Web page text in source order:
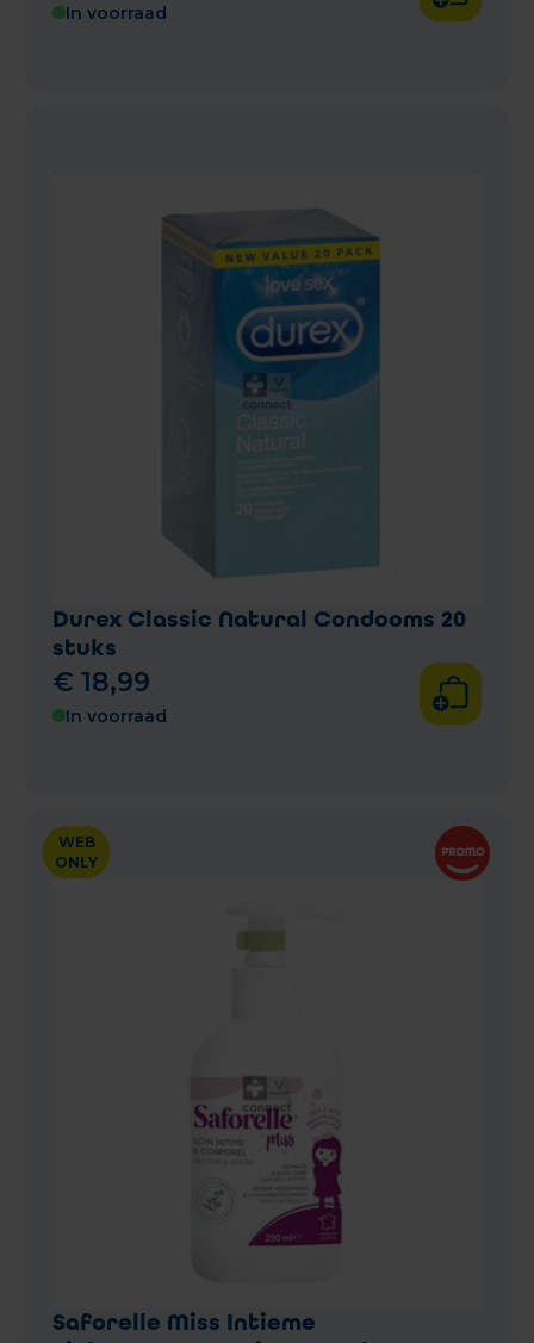
In voorraad
Durex Classic Natural Condooms 20
stuks
€ 18,99
In voorraad
WEB
ONLY
Saforelle Miss Intieme